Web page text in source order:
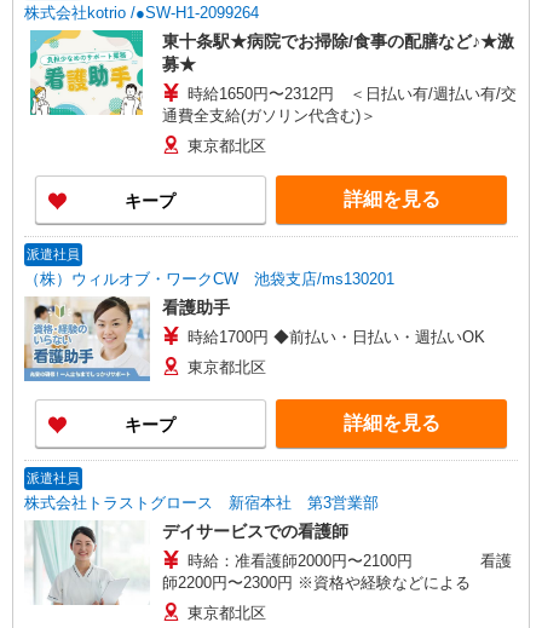
株式会社kotrio /●SW-H1-2099264
東十条駅★病院でお掃除/食事の配膳など♪★激
募★
時給1650円〜2312円 ＜日払い有/週払い有/交
通費全支給(ガソリン代含む)＞
東京都北区
キープ 詳細を見る
派遣社員
（株）ウィルオブ・ワークCW 池袋支店/ms130201
看護助手
時給1700円 ◆前払い・日払い・週払いOK
東京都北区
キープ 詳細を見る
派遣社員
株式会社トラストグロース 新宿本社 第3営業部
デイサービスでの看護師
時給：准看護師2000円〜2100円 看護
師2200円〜2300円 ※資格や経験などによる
東京都北区